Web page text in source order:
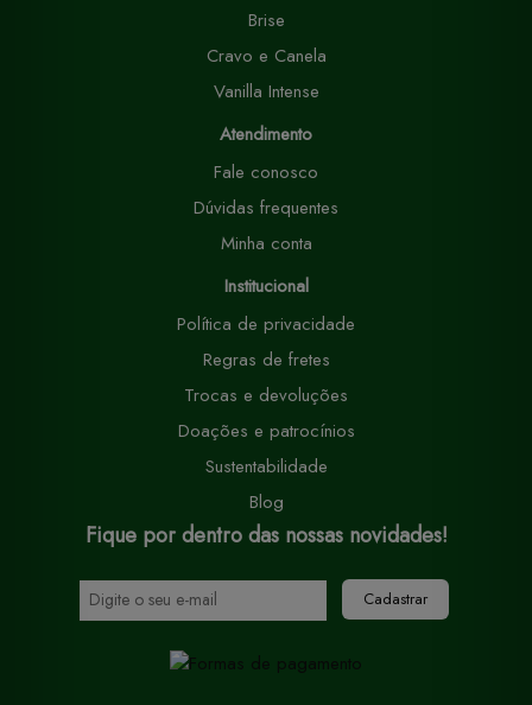
Brise
Cravo e Canela
Vanilla Intense
Atendimento
Fale conosco
Dúvidas frequentes
Minha conta
Institucional
Política de privacidade
Regras de fretes
Trocas e devoluções
Doações e patrocínios
Sustentabilidade
Blog
Fique por dentro das nossas novidades!
Cadastrar